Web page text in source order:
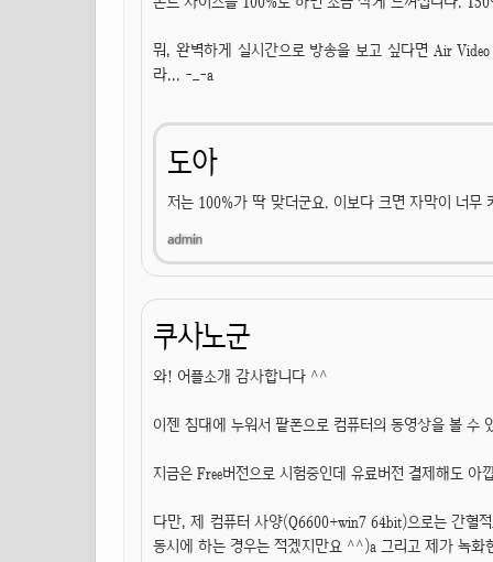
뭐, 완벽하게 실시간으로 방송을 보고 싶다면 Air
라... -_-a
도아
저는 100%가 딱 맞더군요. 이보다 크면 자막이 너무
쿠사노군
와! 어플소개 감사합니다 ^^
이젠 침대에 누워서 팥폰으로 컴퓨터의 동영상을 볼
지금은 Free버전으로 시험중인데 유료버전 결제해도 아
다만, 제 컴퓨터 사양(Q6600+win7 64bit)으로는 간혈
동시에 하는 경우는 적겠지만요 ^^)a 그리고 제가 녹